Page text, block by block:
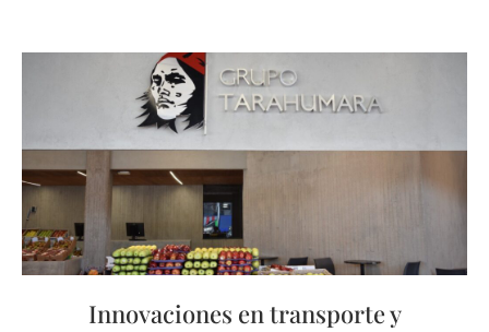
Innovaciones en transporte y